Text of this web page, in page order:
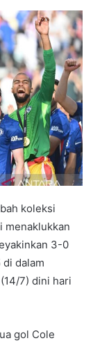
koleksi
menaklukkan
3-0
dalam
7) dini hari
gol Cole